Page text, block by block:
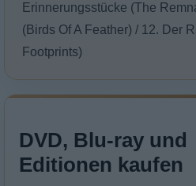
Erinnerungsstücke (The
(Birds Of A Feather) / 12. Der
Footprints)
DVD, Blu-ray und
Editionen kaufen